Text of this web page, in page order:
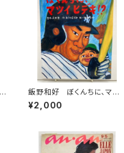
飯野和好 ぼくんちに、マツ
イヒデキ!? あさのますみ
監修・広岡勲 2009年 初
¥2,000